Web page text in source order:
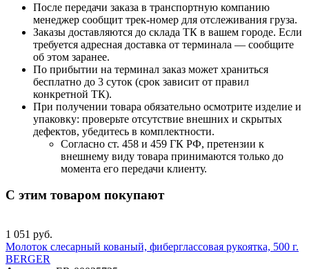
После передачи заказа в транспортную компанию
менеджер сообщит трек-номер для отслеживания груза.
Заказы доставляются до склада ТК в вашем городе. Если
требуется адресная доставка от терминала — сообщите
об этом заранее.
По прибытии на терминал заказ может храниться
бесплатно до 3 суток (срок зависит от правил
конкретной ТК).
При получении товара обязательно осмотрите изделие и
упаковку: проверьте отсутствие внешних и скрытых
дефектов, убедитесь в комплектности.
Согласно ст. 458 и 459 ГК РФ, претензии к
внешнему виду товара принимаются только до
момента его передачи клиенту.
С этим товаром покупают
1 051 руб.
Молоток слесарный кованый, фиберглассовая рукоятка, 500 г.
BERGER